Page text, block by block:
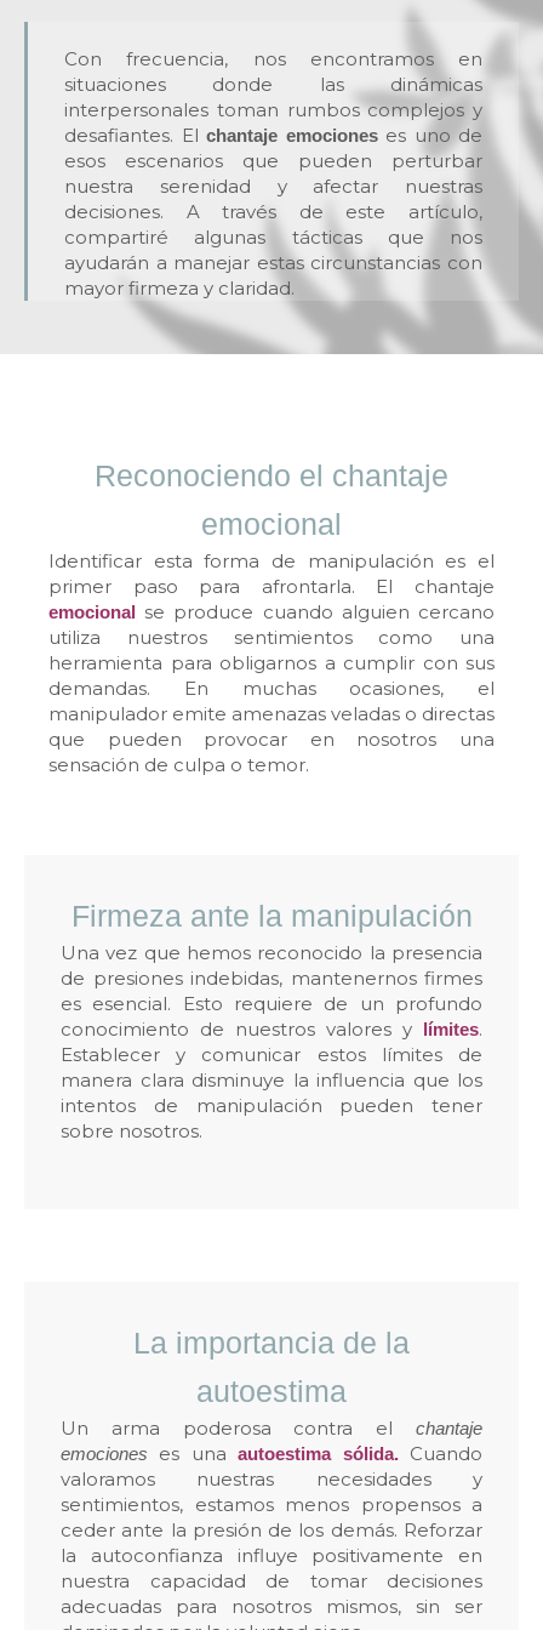
Con frecuencia, nos encontramos en
situaciones donde las dinámicas
interpersonales toman rumbos complejos y
desafiantes. El chantaje emocioneses uno de
esos escenarios que pueden perturbar
nuestra serenidad y afectar nuestras
decisiones. A través de este artículo,
compartiré algunas tácticas que nos
ayudarán a manejar estas circunstancias con
mayor firmeza y claridad.
Reconociendo el chantaje
emocional
Identificar esta forma de manipulación es el
primer paso para afrontarla. El chantaje
emocional se produce cuando alguien cercano
utiliza nuestros sentimientos como una
herramienta para obligarnos a cumplir con sus
demandas. En muchas ocasiones, el
manipulador emite amenazas veladas o directas
que pueden provocar en nosotros una
sensación de culpa o temor.
Firmeza ante la manipulación
Una vez que hemos reconocido la presencia
de presiones indebidas, mantenernos firmes
es esencial. Esto requiere de un profundo
conocimiento de nuestros valores y límites.
Establecer y comunicar estos límites de
manera clara disminuye la influencia que los
intentos de manipulación pueden tener
sobre nosotros.
La importancia de la
autoestima
Un arma poderosa contra el chantaje
emociones
es unaautoestima sólida.Cuando
valoramos nuestras necesidades y
sentimientos, estamos menos propensos a
ceder ante la presión de los demás. Reforzar
la autoconfianza influye positivamente en
nuestra capacidad de tomar decisiones
adecuadas para nosotros mismos, sin ser